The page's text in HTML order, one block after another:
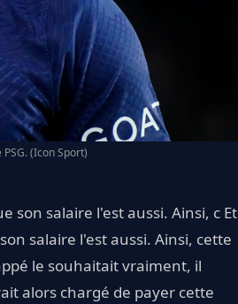
(Icon Sport)
son salaire l'est aussi. Ainsi, c Et
salaire l'est aussi. Ainsi, cette
le souhaitait vraiment, il
alors chargé de payer cette